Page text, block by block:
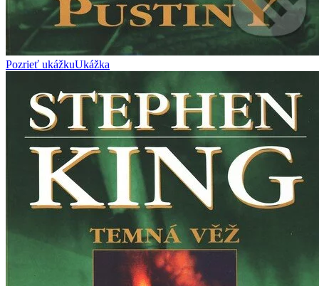
Pozrieť ukážkuUkážka